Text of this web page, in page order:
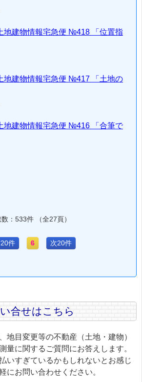
地建物情報宅急便 №418 「位置指
地建物情報宅急便 №417 「土地の
地建物情報宅急便 №416 「合筆で
：533件 （全27頁）
件 6 次20件
合せはこちら
地目変更等の不動産（土地・建物）
量に関するご質問にお答えします。
いすぎているかもしれないとお感じ
にお問い合わせください。